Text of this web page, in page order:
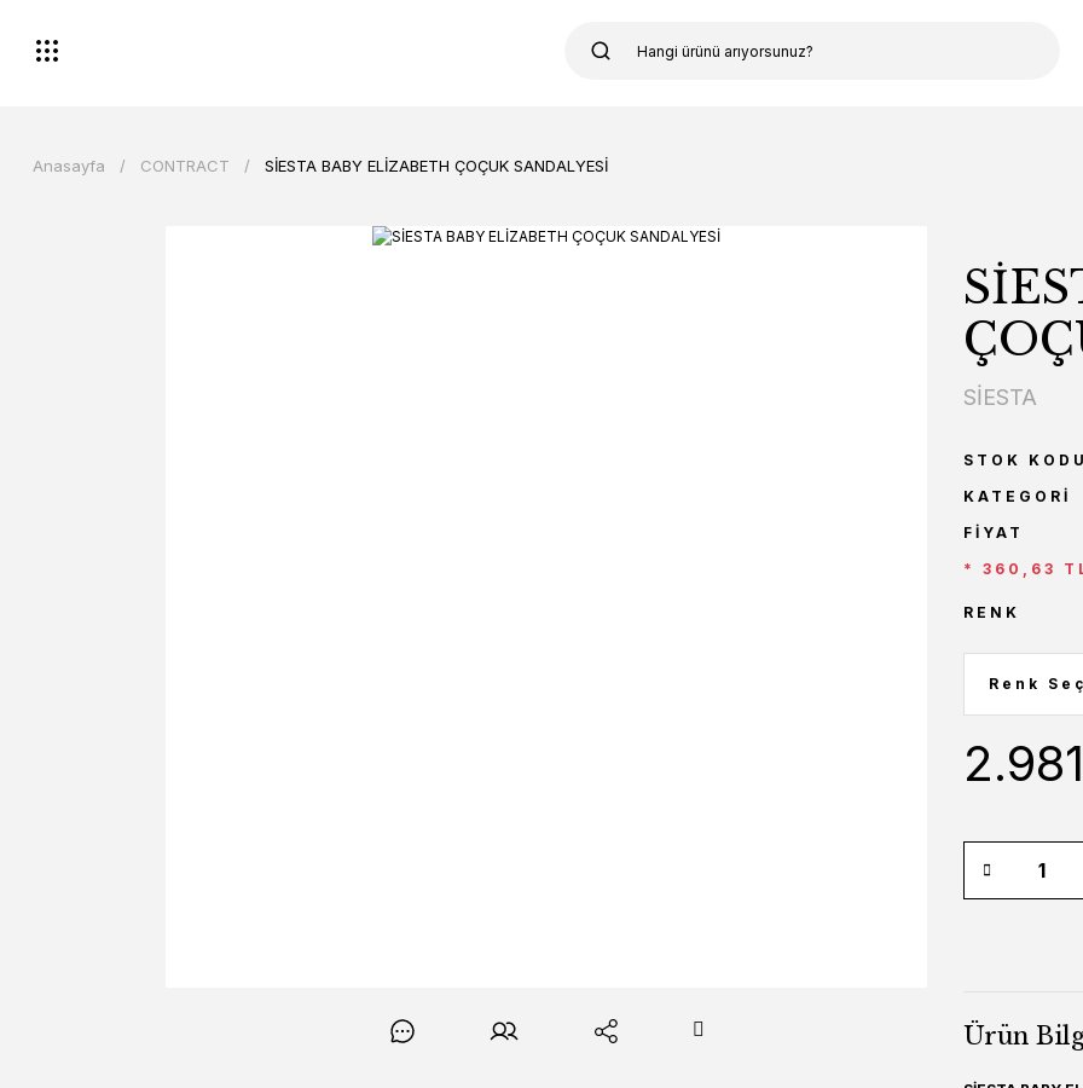
Anasayfa CONTRACT SİESTA BABY ELİZABETH ÇOÇUK SANDALYESİ
SİESTA
STOK KODU
KATEGORI
FIYAT
* 360,63
RENK
Ürün